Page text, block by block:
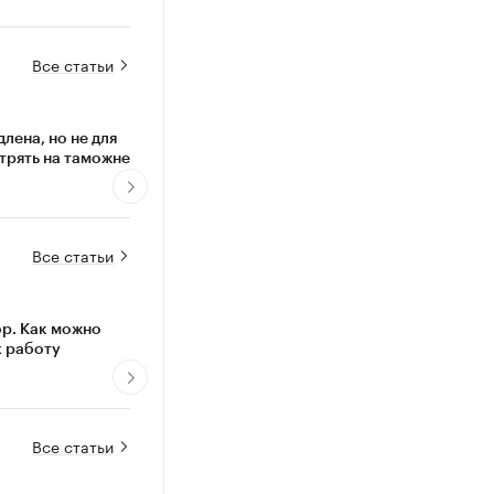
Все статьи
но не для
на таможне
Все статьи
Как можно
работу
Все статьи